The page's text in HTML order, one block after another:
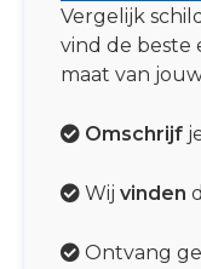
Vergelijk
vind de beste
maat van
Omschrijf
Wij vinden
Ontvang